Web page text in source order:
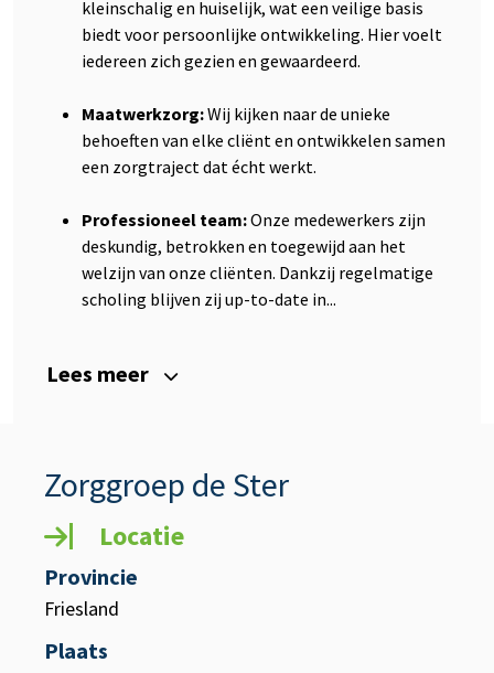
kleinschalig en huiselijk, wat een veilige basis
biedt voor persoonlijke ontwikkeling. Hier voelt
iedereen zich gezien en gewaardeerd.
Maatwerkzorg:Wij kijken naar de unieke
behoeften van elke cliënt en ontwikkelen samen
een zorgtraject dat écht werkt.
Professioneel team:Onze medewerkers zijn
deskundig, betrokken en toegewijd aan het
welzijn van onze cliënten. Dankzij regelmatige
scholing blijven zij up-to-date in...
Lees meer
Zorggroep de Ster
Locatie
Provincie
Friesland
Plaats